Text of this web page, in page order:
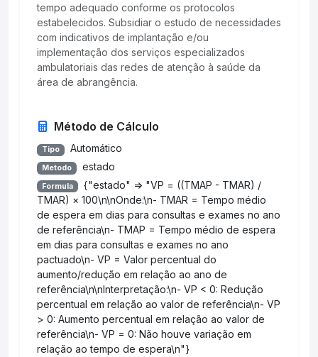
tempo adequado conforme os protocolos
estabelecidos. Subsidiar o estudo de necessidades
com indicativos de implantação e/ou
implementação dos serviços especializados
ambulatoriais das redes de atenção à saúde da
área de abrangência.
Método de Cálculo
Tipo Automático
Metodo estado
Formula
{"estado" => "VP = ((TMAP - TMAR) /
TMAR) × 100\n\nOnde:\n- TMAR = Tempo médio
de espera em dias para consultas e exames no ano
de referência\n- TMAP = Tempo médio de espera
em dias para consultas e exames no ano
pactuado\n- VP = Valor percentual do
aumento/redução em relação ao ano de
referência\n\nInterpretação:\n- VP < 0: Redução
percentual em relação ao valor de referência\n- VP
> 0: Aumento percentual em relação ao valor de
referência\n- VP = 0: Não houve variação em
relação ao tempo de espera\n"}